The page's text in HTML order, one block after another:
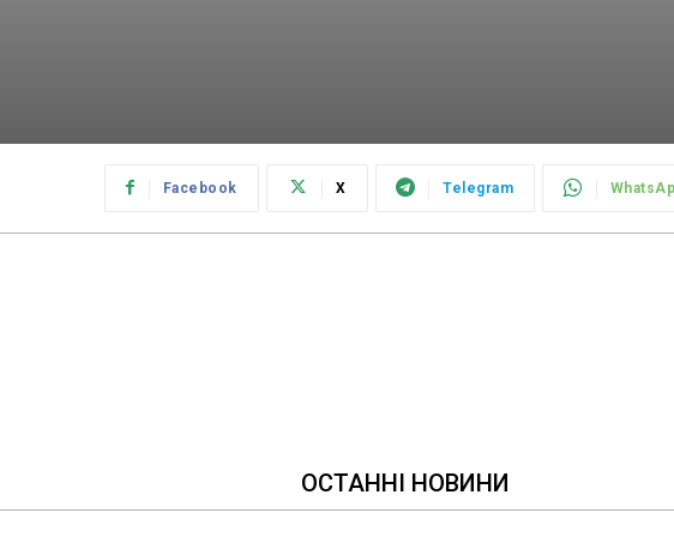
Facebook X Telegram
ОСТАННІ НОВИНИ